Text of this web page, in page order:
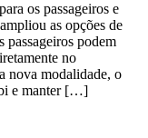
os passageiros e
as opções de
passageiros podem
no
nova modalidade, o
e manter […]